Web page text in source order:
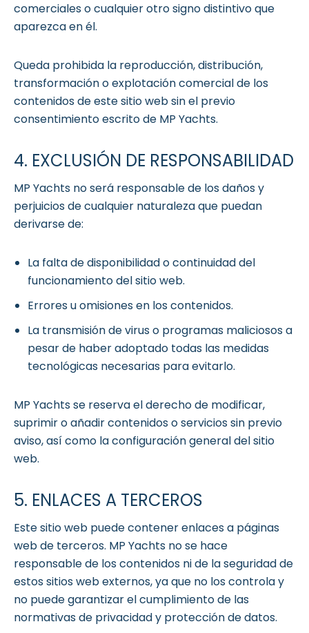
comerciales o cualquier otro signo distintivo que
aparezca en él.
Queda prohibida la reproducción, distribución,
transformación o explotación comercial de los
contenidos de este sitio web sin el previo
consentimiento escrito de MP Yachts.
4. EXCLUSIÓN DE RESPONSABILIDAD
MP Yachts no será responsable de los daños y
perjuicios de cualquier naturaleza que puedan
derivarse de:
La falta de disponibilidad o continuidad del
funcionamiento del sitio web.
Errores u omisiones en los contenidos.
La transmisión de virus o programas maliciosos a
pesar de haber adoptado todas las medidas
tecnológicas necesarias para evitarlo.
MP Yachts se reserva el derecho de modificar,
suprimir o añadir contenidos o servicios sin previo
aviso, así como la configuración general del sitio
web.
5. ENLACES A TERCEROS
Este sitio web puede contener enlaces a páginas
web de terceros. MP Yachts no se hace
responsable de los contenidos ni de la seguridad de
estos sitios web externos, ya que no los controla y
no puede garantizar el cumplimiento de las
normativas de privacidad y protección de datos.